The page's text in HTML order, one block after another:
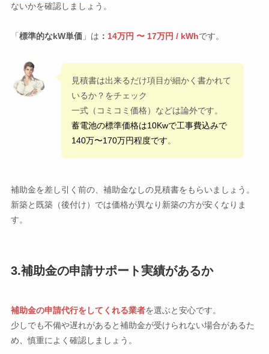
ないかを確認しましょう。
「 標準的なkW単価」は ： 14万円 〜 17万円 / kWhです。
見積書は出来るだけ項目が細かく書かれて
いるか？をチェック
一式（コミコミ価格）などは論外です。
蓄電池の標準価格は10Kwで工事費込みで
140万〜170万円程度です。
補助金を差し引く前の、補助金なしの見積書をもらいましょう。
新築と既築（後付け）では価格が異なり新築の方が安くなりま
す。
3.補助金の申請サポート実績があるか
補助金の申請代行をしてくれる業者を選ぶと安心です。
少しでも不備や遅れがあると補助金が受けられない場合があるた
め、慎重によく確認しましょう。